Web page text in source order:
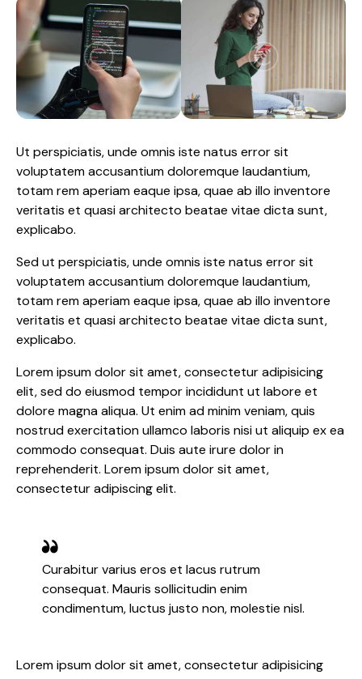
Ut perspiciatis, unde omnis iste natus error sit
voluptatem accusantium doloremque laudantium,
totam rem aperiam eaque ipsa, quae ab illo inventore
veritatis et quasi architecto beatae vitae dicta sunt,
explicabo.
Sed ut perspiciatis, unde omnis iste natus error sit
voluptatem accusantium doloremque laudantium,
totam rem aperiam eaque ipsa, quae ab illo inventore
veritatis et quasi architecto beatae vitae dicta sunt,
explicabo.
Lorem ipsum dolor sit amet, consectetur adipisicing
elit, sed do eiusmod tempor incididunt ut labore et
dolore magna aliqua. Ut enim ad minim veniam, quis
nostrud exercitation ullamco laboris nisi ut aliquip ex ea
commodo consequat. Duis aute irure dolor in
reprehenderit. Lorem ipsum dolor sit amet,
consectetur adipiscing elit.
Curabitur varius eros et lacus rutrum
consequat. Mauris sollicitudin enim
condimentum, luctus justo non, molestie nisl.
Lorem ipsum dolor sit amet, consectetur adipisicing